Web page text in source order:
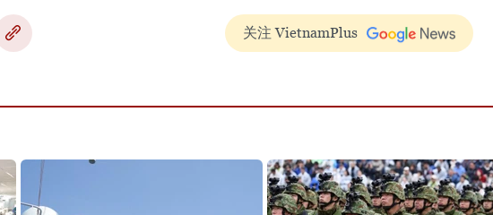
关注 VietnamPlus